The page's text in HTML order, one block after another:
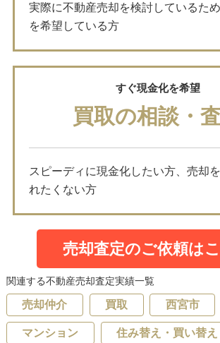
実際に不動産売却を検討しているた
を希望している方
すぐ現金化を希望
買取の相談・
スピーディに現金化したい方、売却
れたくない方
売却査定のご依頼は
関連する不動産売却査定実績一覧
売却仲介 買取 西宮市
マンション 住み替え・買い替え